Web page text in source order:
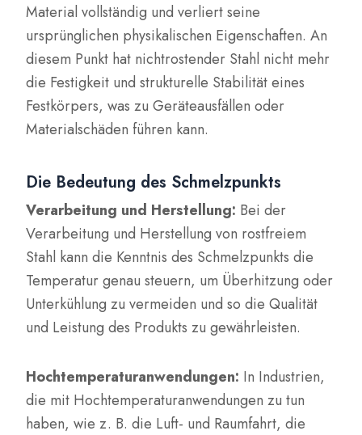
Material vollständig und verliert seine
ursprünglichen physikalischen Eigenschaften. An
diesem Punkt hat nichtrostender Stahl nicht mehr
die Festigkeit und strukturelle Stabilität eines
Festkörpers, was zu Geräteausfällen oder
Materialschäden führen kann.
Die Bedeutung des Schmelzpunkts
Verarbeitung und Herstellung: Bei der
Verarbeitung und Herstellung von rostfreiem
Stahl kann die Kenntnis des Schmelzpunkts die
Temperatur genau steuern, um Überhitzung oder
Unterkühlung zu vermeiden und so die Qualität
und Leistung des Produkts zu gewährleisten.
Hochtemperaturanwendungen: In Industrien,
die mit Hochtemperaturanwendungen zu tun
haben, wie z. B. die Luft- und Raumfahrt, die